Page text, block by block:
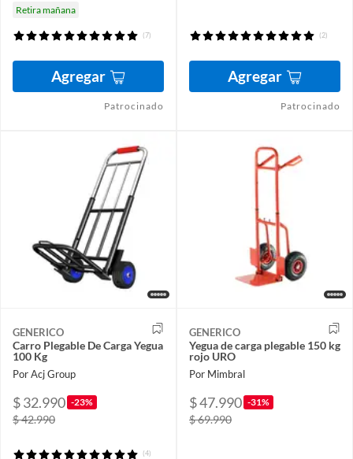
Retira mañana
(7)
Agregar
Patrocinado
(2)
Agregar
Patrocinado
GENERICO
Carro Plegable De Carga Yegua
100 Kg
Por Acj Group
$ 32.990 -23%
$ 42.990
(4)
GENERICO
Yegua de carga plegable 150 kg
rojo URO
Por Mimbral
$ 47.990 -31%
$ 69.990